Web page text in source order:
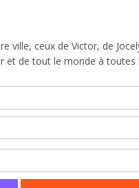
ville, ceux de Victor, de
et de tout le monde à